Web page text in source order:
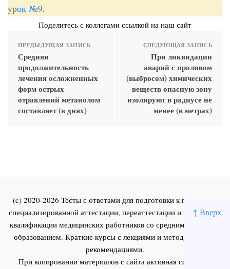
↑ Вверх
урок №9.
Поделитесь с коллегами ссылкой на наш сайт
ПРЕДЫДУЩАЯ ЗАПИСЬ
Средняя
продолжительность
лечения осложненных
форм острых
отравлений метанолом
составляет (в днях)
СЛЕДУЮЩАЯ ЗАПИСЬ
При ликвидации
аварий с проливом
(выбросом) химических
веществ опасную зону
изолируют в радиусе не
менее (в метрах)
(c) 2020-2026 Тесты с ответами для подготовки к первичной
специализированной аттестации, переаттестации и повышения
квалификации медицинских работников со средним и высшим
образованием. Краткие курсы с лекциями и методическими
рекомендациями.
При копировании материалов с сайта активная ссылка на